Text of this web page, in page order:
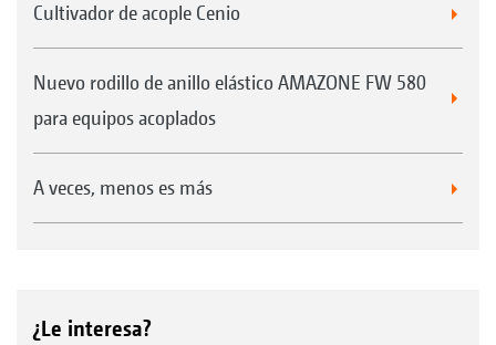
Cultivador de acople Cenio
Nuevo rodillo de anillo elástico AMAZONE FW 580
para equipos acoplados
A veces, menos es más
¿Le interesa?